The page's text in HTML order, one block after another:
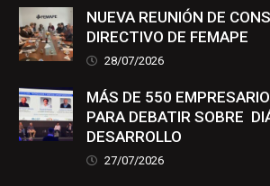
NUEVA REUNIÓN DE
DIRECTIVO DE FEMAPE
28/07/2026
MÁS DE 550
PARA DEBATIR SOBRE
DESARROLLO
27/07/2026